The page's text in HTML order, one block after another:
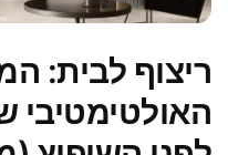
ריצוף לבית: